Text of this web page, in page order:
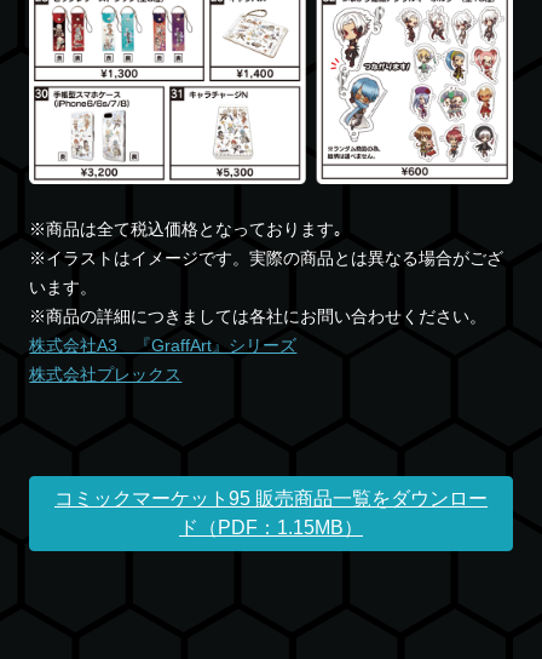
※商品は全て税込価格となっております｡
※イラストはイメージです。実際の商品とは異なる場合がござ
います。
※商品の詳細につきましては各社にお問い合わせください。
株式会社A3 『GraffArt』シリーズ
株式会社プレックス
コミックマーケット95 販売商品一覧をダウンロー
ド（PDF：1.15MB）